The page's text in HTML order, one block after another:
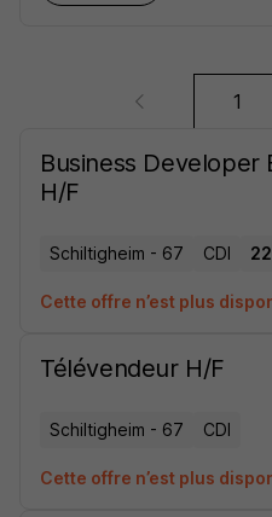
Business Developer
H/F
Schiltigheim - 67 CDI
Cette offre n’est plus
Télévendeur H/F
Schiltigheim - 67 CDI
Cette offre n’est plus